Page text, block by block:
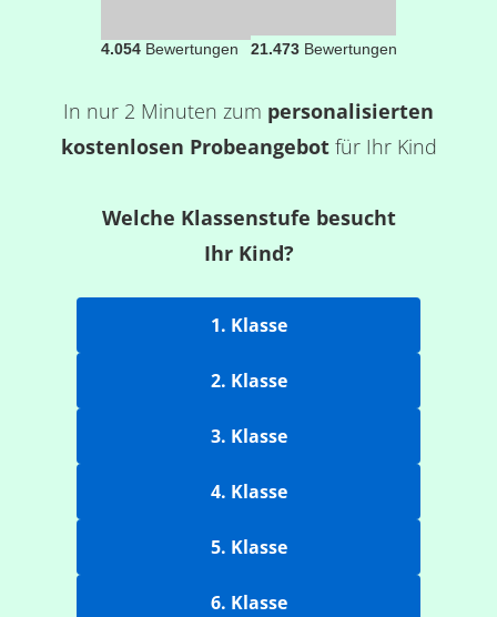
4.054Bewertungen 21.473Bewertungen
In nur 2 Minuten zum personalisierten
kostenlosen Probeangebotfür Ihr Kind
Welche Klassenstufe besucht
Ihr Kind?
1. Klasse
2. Klasse
3. Klasse
4. Klasse
5. Klasse
6. Klasse